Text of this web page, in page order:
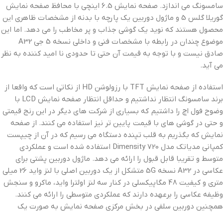
سامسونگ می اندازد. صفحه نمایش 6.5 اینچی با محافظ صفحه نمایش
گوریلا گلس 5 و ماژول دوربین یک پارچه با بدنه از مشخصات ظاهری این
محصول هستند که نوید یک گوشی جذاب و پر مخاطب را می دهد. اما این
موضوع چندان در رابطه با مشخصات فنی و داخلی نسخه 5 جی A32
صادق نیست و با توجه به قیمت آن حتی تا حدودی نا امید کننده به نظر
می آید.
استفاده از صفحه نمایش TFT با رزولوشن HD از نکاتی است که واقعا از
برند سامسونگ انتظار نداشتیم و حداقل انتظار صفحه نمایش LCD با
وضوح فول اچ را داشتیم که بسیاری از شرکت های دیگر در این رنج قیمتی
و حتی در گوشی های با قیمت پایین تر نیز استفاده می کنند. از صفحه
نمایش که بگذریم به قلب تپنده دستگاه می رسیم که در آن از چیپست
کمپانی مدیاتک مدل Dimensity 720 استفاده شده است و عملکردی
متوسط و تقریبا قابل قبول را ارائه می دهد. ماژول دوربین پشتی برای
عکاسی در A32 نسخه 5G متشکل از یک دوربین اصلی با لنز واید 26 میلی
متری و کیفیت 48 مگاپیکسلی در کنار سه لنز اولترا واید، ماکرو و سنجش
وظیفه عکاسی را برعهده دارند که عملکردی متوسطی را ارائه می کنند.
همچنین دوربین سلفی در بخش مرکزی صفحه نمایش به صورت یک